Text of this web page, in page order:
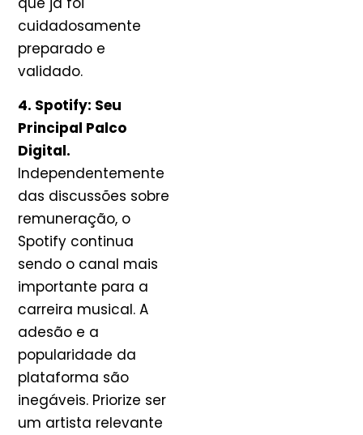
cuidadosamente
preparado e
validado.
4. Spotify: Seu
Principal Palco
Digital.
Independentemente
das discussões sobre
remuneração, o
Spotify continua
sendo o canal mais
importante para a
carreira musical. A
adesão e a
popularidade da
plataforma são
inegáveis. Priorize ser
um artista relevante